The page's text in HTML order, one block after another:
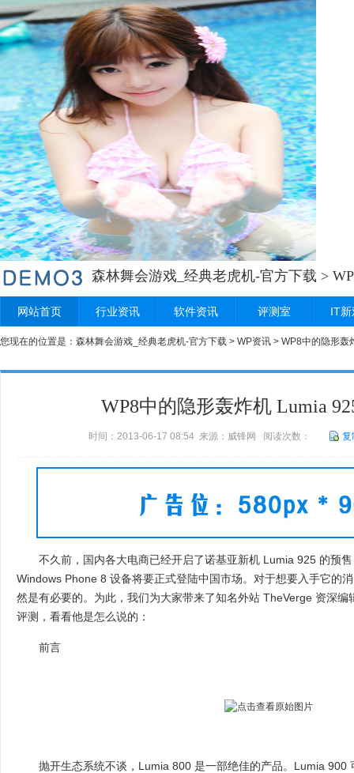
森林舞会游戏_经典老虎机-官方下载 >
网站首页 行业资讯 软件资讯 评测室 IT
您现在的位置是： 森林舞会游戏_经典老虎机-官方下载 > WP资讯 > WP8中的隐形轰
WP8中的隐形轰炸机 Lumia
时间：2013-06-17 08:54 来源：威锋网 阅读次数： 复
不久前，国内各大电商已经开启了诺基亚新机 Lumia 925 的预售
Windows Phone 8 设备将要正式登陆中国市场。对于想要入手它的
然是有必要的。为此，我们为大家带来了知名外站 TheVerge 资深
评测，看看他是怎么说的：
前言
抛开生态系统不谈，Lumia 800 是一部绝佳的产品。Lumia 900